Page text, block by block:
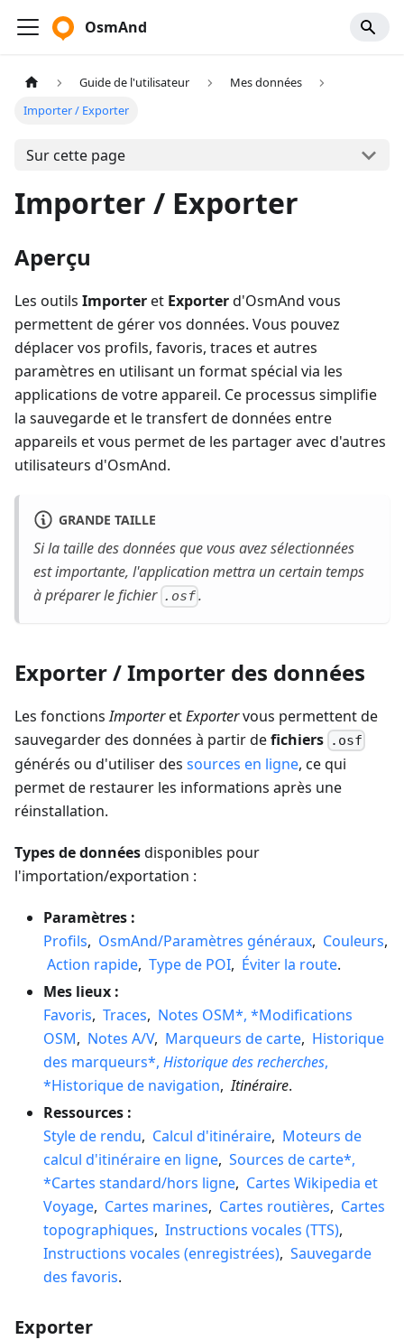
OsmAnd
Guide de l'utilisateur
Mes données
Importer / Exporter
Sur cette page
Importer / Exporter
Aperçu
Les outils Importeret Exporterd'OsmAnd vous
permettent de gérer vos données. Vous pouvez
déplacer vos profils, favoris, traces et autres
paramètres en utilisant un format spécial via les
applications de votre appareil. Ce processus simplifie
la sauvegarde et le transfert de données entre
appareils et vous permet de les partager avec d'autres
utilisateurs d'OsmAnd.
GRANDE TAILLE
Si la taille des données que vous avez sélectionnées
est importante, l'application mettra un certain temps
à préparer le fichier .osf.
Exporter / Importer des données
Les fonctionsImporteretExportervous permettent de
sauvegarder des données à partir defichiers .osf
générés ou d'utiliser des sources en ligne, ce qui
permet de restaurer les informations après une
réinstallation.
Types de donnéesdisponibles pour
l'importation/exportation :
Paramètres :
Profils, OsmAnd/Paramètres généraux, Couleurs,
Action rapide, Type de POI, Éviter la route.
Mes lieux :
Favoris, Traces, Notes OSM*, *Modifications
OSM, Notes A/V, Marqueurs de carte, Historique
des marqueurs*, Historique des recherches,
*Historique de navigation,Itinéraire.
Ressources :
Style de rendu, Calcul d'itinéraire, Moteurs de
calcul d'itinéraire en ligne, Sources de carte*,
*Cartes standard/hors ligne, Cartes Wikipedia et
Voyage, Cartes marines, Cartes routières, Cartes
topographiques, Instructions vocales (TTS),
Instructions vocales (enregistrées), Sauvegarde
des favoris.
Exporter